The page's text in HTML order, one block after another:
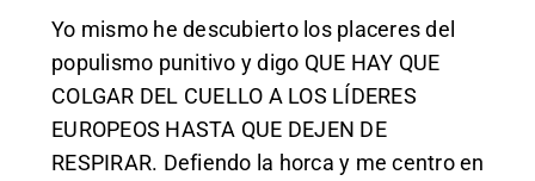
Yo mismo he descubierto los placeres del
populismo punitivo y digo QUE HAY QUE
COLGAR DEL CUELLO A LOS LÍDERES
EUROPEOS HASTA QUE DEJEN DE
RESPIRAR. Defiendo la horca y me centro en